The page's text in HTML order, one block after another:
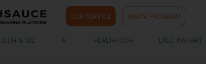
OUR SERVICE INNOV PROGRAM
TECH & BIZ AI HEALTHTECH EXEC INSIGHT